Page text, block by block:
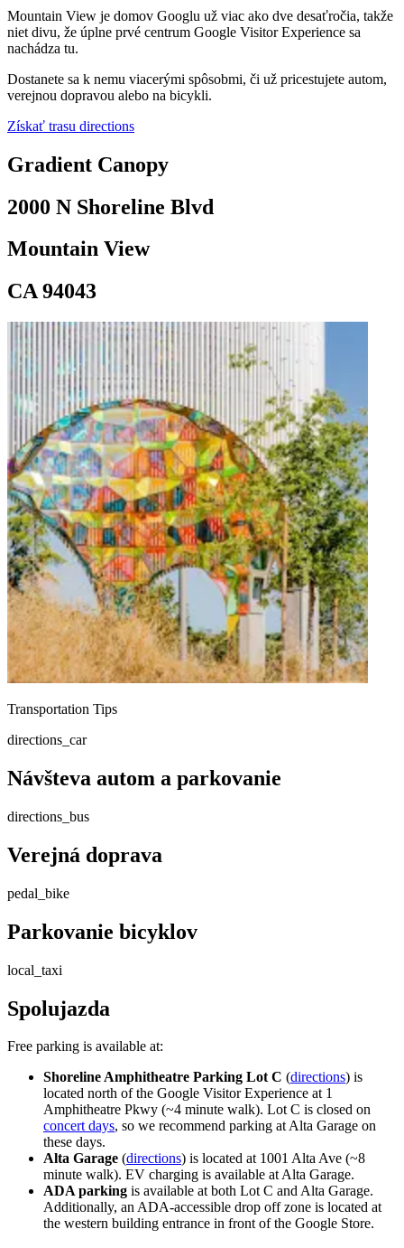
Mountain View je domov Googlu už viac ako dve desaťročia, takže
niet divu, že úplne prvé centrum Google Visitor Experience sa
nachádza tu.
Dostanete sa k nemu viacerými spôsobmi, či už pricestujete autom,
verejnou dopravou alebo na bicykli.
Gradient Canopy
Získať trasu directions
Gradient Canopy
2000 N Shoreline Blvd
Mountain View
CA 94043
Transportation Tips
directions_car
Návšteva autom a parkovanie
directions_bus
Verejná doprava
pedal_bike
Parkovanie bicyklov
local_taxi
Spolujazda
Free parking is available at:
Shoreline Amphitheatre Parking Lot C (directions) is
located north of the Google Visitor Experience at 1
Amphitheatre Pkwy (~4 minute walk). Lot C is closed on
concert days, so we recommend parking at Alta Garage on
these days.
Alta Garage (directions) is located at 1001 Alta Ave (~8
minute walk). EV charging is available at Alta Garage.
ADA parking is available at both Lot C and Alta Garage.
Additionally, an ADA-accessible drop off zone is located at
the western building entrance in front of the Google Store.